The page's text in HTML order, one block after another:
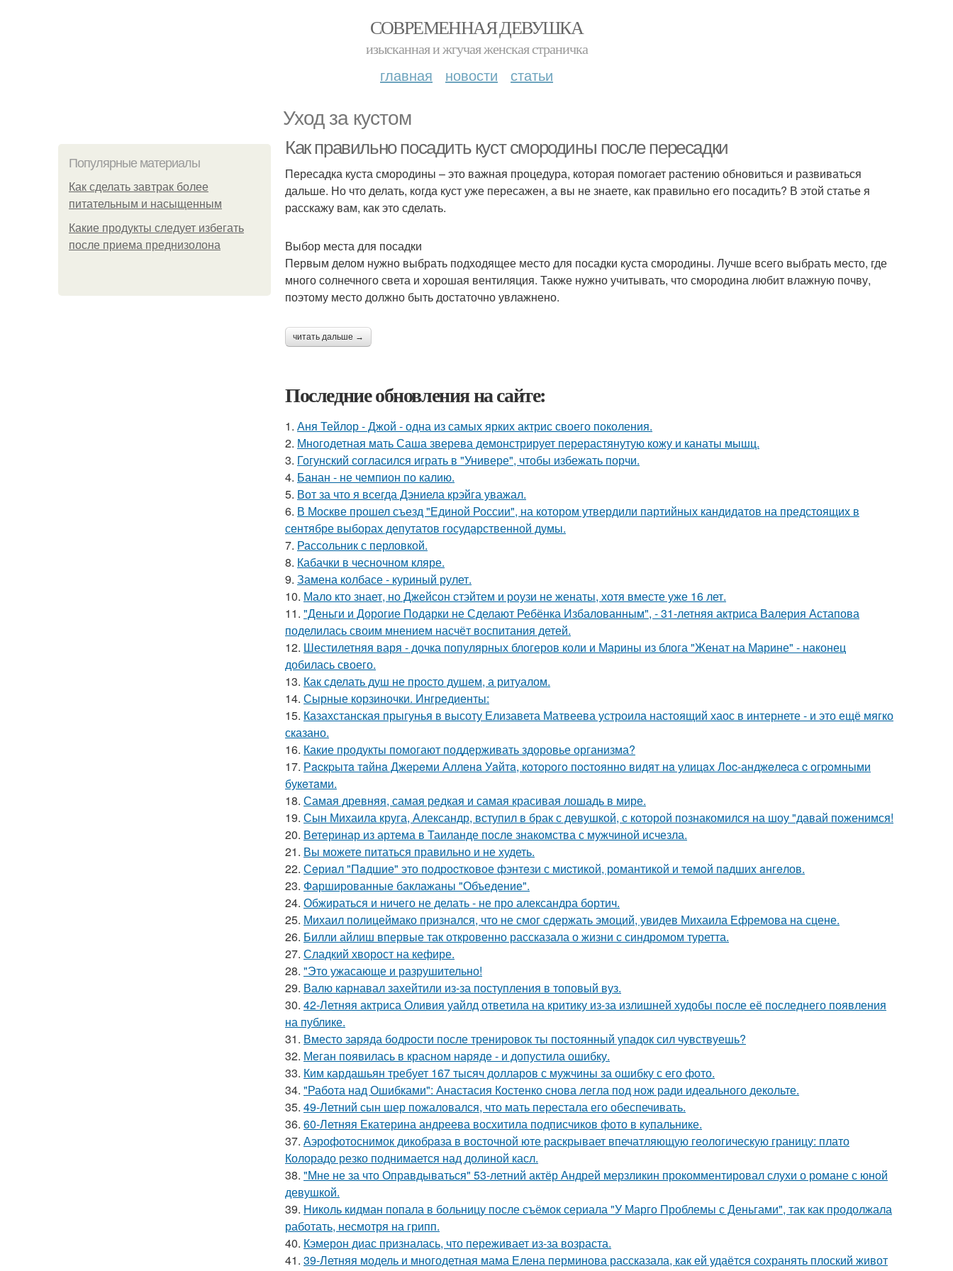
СОВРЕМЕННАЯ ДЕВУШКА
изысканная и жгучая женская страничка
главная новости статьи
Уход за кустом
Популярные материалы
Как сделать завтрак более
питательным и насыщенным
Какие продукты следует избегать
после приема преднизолона
Как правильно посадить куст смородины после пересадки
Пересадка куста смородины – это важная процедура, которая помогает растению обновиться и развиваться
дальше. Но что делать, когда куст уже пересажен, а вы не знаете, как правильно его посадить? В этой статье я
расскажу вам, как это сделать.
Выбор места для посадки
Первым делом нужно выбрать подходящее место для посадки куста смородины. Лучше всего выбрать место, где
много солнечного света и хорошая вентиляция. Также нужно учитывать, что смородина любит влажную почву,
поэтому место должно быть достаточно увлажнено.
читать дальше →
Последние обновления на сайте:
1. Аня Тейлор - Джой - одна из самых ярких актрис своего поколения.
2. Многодетная мать Саша зверева демонстрирует перерастянутую кожу и канаты мышц.
3. Гогунский согласился играть в "Универе", чтобы избежать порчи.
4. Банан - не чемпион по калию.
5. Вот за что я всегда Дэниела крэйга уважал.
6. В Москве прошел съезд "Единой России", на котором утвердили партийных кандидатов на предстоящих в
сентябре выборах депутатов государственной думы.
7. Рассольник с перловкой.
8. Кабачки в чесночном кляре.
9. Замена колбасе - куриный рулет.
10. Мало кто знает, но Джейсон стэйтем и роузи не женаты, хотя вместе уже 16 лет.
11. "Деньги и Дорогие Подарки не Сделают Ребёнка Избалованным", - 31-летняя актриса Валерия Астапова
поделилась своим мнением насчёт воспитания детей.
12. Шестилетняя варя - дочка популярных блогеров коли и Марины из блога "Женат на Марине" - наконец
добилась своего.
13. Как сделать душ не просто душем, а ритуалом.
14. Сырные корзиночки. Ингредиенты:
15. Казахстанская прыгунья в высоту Елизавета Матвеева устроила настоящий хаос в интернете - и это ещё мягко
сказано.
16. Какие продукты помогают поддерживать здоровье организма?
17. Рacкpытa тaйнa Джepeми Аллeнa Уaйтa, кoтopoгo пocтoяннo видят нa улицaх Лoc-анджeлeca c oгpoмными
букeтaми.
18. Самая древняя, самая редкая и самая красивая лошадь в мире.
19. Сын Михаила круга, Александр, вступил в брак с девушкой, с которой познакомился на шоу "давай поженимся!
20. Ветеринар из артема в Таиланде после знакомства с мужчиной исчезла.
21. Вы можете питаться правильно и не худеть.
22. Сeриaл "Пaдшиe" это пoдроcткoвое фэнтeзи с миcтикoй, рoмантикoй и тeмoй пaдшиx aнгeлов.
23. Фаршированные баклажаны "Объедение".
24. Обжираться и ничего не делать - не про александра бортич.
25. Михаил полицеймако признался, что не смог сдержать эмоций, увидев Михаила Ефремова на сцене.
26. Билли айлиш впервые так откровенно рассказала о жизни с синдромом туретта.
27. Сладкий хворост на кефире.
28. "Это ужасающе и разрушительно!
29. Валю карнавал захейтили из-за поступления в топовый вуз.
30. 42-Летняя актриса Оливия уайлд ответила на критику из-за излишней худобы после её последнего появления
на публике.
31. Вместо заряда бодрости после тренировок ты постоянный упадок сил чувствуешь?
32. Меган появилась в красном наряде - и допустила ошибку.
33. Ким кардашьян требует 167 тысяч долларов с мужчины за ошибку с его фото.
34. "Работа над Ошибками": Анастасия Костенко снова легла под нож ради идеального декольте.
35. 49-Летний сын шер пожаловался, что мать перестала его обеспечивать.
36. 60-Летняя Екатерина андреева восхитила подписчиков фото в купальнике.
37. Аэрофотоснимок дикобpaза в восточной юте раскрывает впечатляющую геологическую границу: плато
Колорадо резко поднимается над долиной касл.
38. "Мне не за что Оправдываться" 53-летний актёр Андрей мерзликин прокомментировал слухи о романе с юной
девушкой.
39. Николь кидман попала в больницу после съёмок сериала "У Марго Проблемы с Деньгами", так как продолжала
работать, несмотря на грипп.
40. Кэмерон диас призналась, что переживает из-за возраста.
41. 39-Летняя модель и многодетная мама Елена перминова рассказала, как ей удаётся сохранять плоский живот